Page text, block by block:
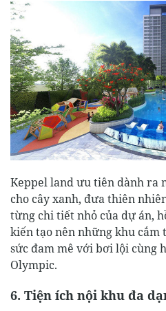
Keppel land ưu tiên dành ra
cho cây xanh, đưa thiên
từng chi tiết nhỏ của dự án,
kiến tạo nên những khu
sức đam mê với bơi lội cùng
Olympic.
6. Tiện ích nội khu đa